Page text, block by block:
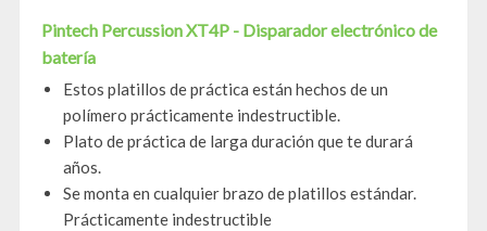
Pintech Percussion XT4P - Disparador electrónico de
batería
Estos platillos de práctica están hechos de un
polímero prácticamente indestructible.
Plato de práctica de larga duración que te durará
años.
Se monta en cualquier brazo de platillos estándar.
Prácticamente indestructible